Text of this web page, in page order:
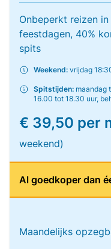
Onbeperkt reizen
feestdagen, 40%
spits
Weekend: vrijdag
Spitstijden: maandag
16.00 tot 18.30 uur,
€ 39,50 per
weekend)
Al goedkoper dan
Maandelijks